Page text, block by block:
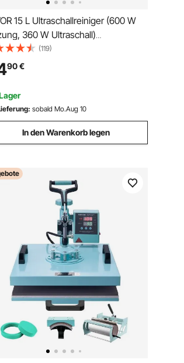
15 L Ultraschallreiniger (600 W
360 W Ultraschall)
digitaler Labor-
Teilereiniger mit
für die Reinigung von
(119)
90€
sobald Mo.Aug 10
In den Warenkorb legen